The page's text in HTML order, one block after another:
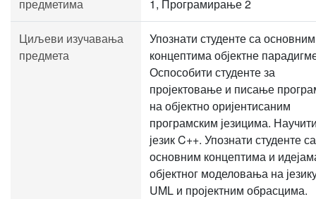
предметима
1, Програмирање 2
Циљеви изучавања
предмета
Упознати студенте са основним
концептима објектне
Оспособити студенте за
пројектовање и писање
на објектно оријентисаним
програмским језицима.
језик C++. Упознати студенте са
основним концептима и
објектног моделовања на
UML и пројектним обрасцима.